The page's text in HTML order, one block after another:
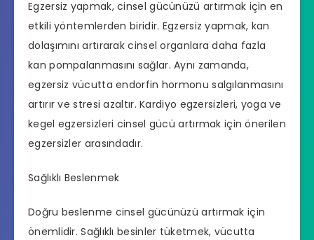
Egzersiz yapmak, cinsel gücünüzü artırmak için en
etkili yöntemlerden biridir. Egzersiz yapmak, kan
dolaşımını artırarak cinsel organlara daha fazla
kan pompalanmasını sağlar. Aynı zamanda,
egzersiz vücutta endorfin hormonu salgılanmasını
artırır ve stresi azaltır. Kardiyo egzersizleri, yoga ve
kegel egzersizleri cinsel gücü artırmak için önerilen
egzersizler arasındadır.
Sağlıklı Beslenmek
Doğru beslenme cinsel gücünüzü artırmak için
önemlidir. Sağlıklı besinler tüketmek, vücutta